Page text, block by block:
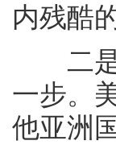
内残酷
二是
一步。
他亚洲